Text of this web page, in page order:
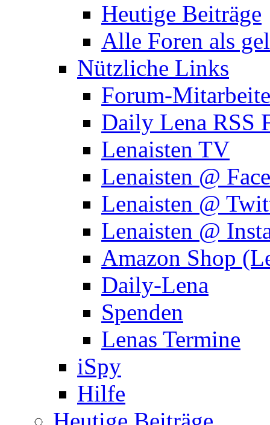
Heutige Beiträge
Alle Foren als
Nützliche Links
Forum-
Daily Lena RSS
Lenaisten TV
Lenaisten @
Lenaisten @
Lenaisten @
Amazon Shop
Daily-Lena
Spenden
Lenas Termine
iSpy
Hilfe